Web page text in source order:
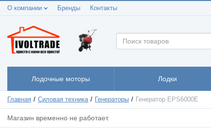
О компании Бренды Контакты
Лодочные моторы Лодки
Главная Силовая техника Генераторы Генератор EPS6000E
Магазин временно не работает.